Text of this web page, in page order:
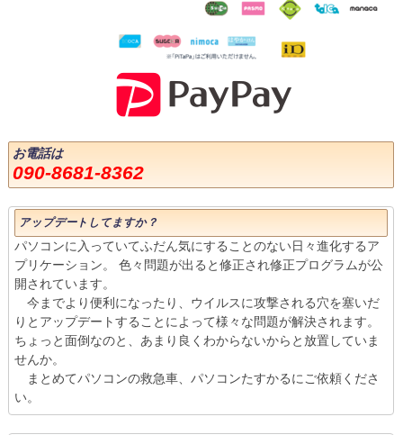
お電話は
090-8681-8362
アップデートしてますか？
パソコンに入っていてふだん気にすることのない日々進化するア
プリケーション。 色々問題が出ると修正され修正プログラムが公
開されています。
今までより便利になったり、ウイルスに攻撃される穴を塞いだ
りとアップデートすることによって様々な問題が解決されます。
ちょっと面倒なのと、あまり良くわからないからと放置していま
せんか。
まとめてパソコンの救急車、パソコンたすかるにご依頼くださ
い。